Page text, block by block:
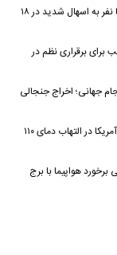
هشدار CDC درباره شیوع یک انگل خطرناک؛ ابتلای صدها نفر به اسهال شدید در ۱۸
برای برقراری نظم در
جهانی؛ اخراج جنجالی
اوج‌گیری موج گرمای طاقت‌فرسا در آستانه تعطیلات؛ شرق آمریکا در التهاب دمای ۱۱۰
هواپیما با برج